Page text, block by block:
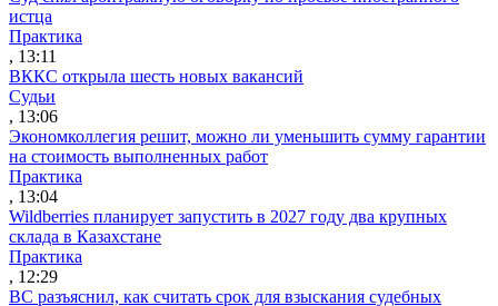
истца
Практика
, 13:11
ВККС открыла шесть новых вакансий
Судьи
, 13:06
Экономколлегия решит, можно ли уменьшить сумму гарантии
на стоимость выполненных работ
Практика
, 13:04
Wildberries планирует запустить в 2027 году два крупных
склада в Казахстане
Практика
, 12:29
ВС разъяснил, как считать срок для взыскания судебных